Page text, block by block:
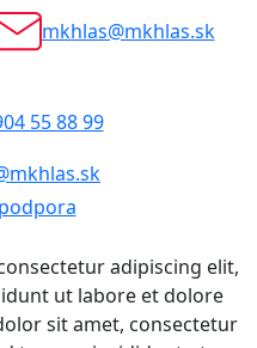
mkhlas@mkhlas.sk
55 88 99
adipiscing elit,
ut labore et dolore
sit amet, consectetur